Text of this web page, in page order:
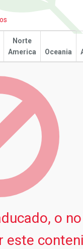
Norte
America
Oceania
o
este